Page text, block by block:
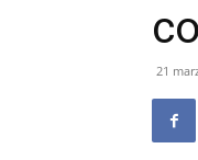
21